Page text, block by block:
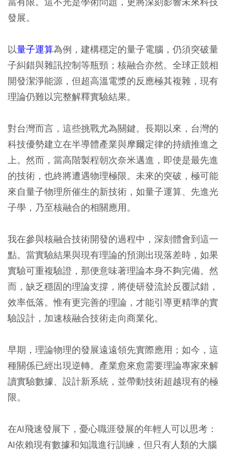
發展。
以量子運算為例，建構穩定的量子電腦，仍須突破量
子糾錯與雜訊控制等瓶頸；核融合亦然。全球正競相
開發潔淨能源，但超高溫電漿的反應極其複雜，現有
理論仍難以完整解釋實驗結果。
對台灣而言，這些挑戰尤為關鍵。長期以來，台灣的
科技優勢建立在半導體產業與摩爾定律的持續推進之
上。然而，當高階製程朝次奈米邁進，即使是最先進
的技術，也終將遭遇物理極限。未來的突破，極可能
來自量子物理所催生的新技術，如量子運算、先進光
子學，乃至核融合的相關應用。
我在參與核融合技術開發的過程中，深刻體會到這一
點。當實驗結果與現有理論的預測出現落差時，如果
實驗可重複驗證，那便意味著理論本身不夠完備。然
而，缺乏穩固的理論支撐，將使研發流於反覆試錯，
效率低落。惟有更完善的理論，才能引導更精準的實
驗設計，加速核融合技術走向商業化。
早期，理論物理的發展遠遠領先實際應用；如今，這
種關係已經出現逆轉。產業愈來愈需要理論專家來解
讀實驗數據、設計新系統，並帶動技術超越現有的極
限。
在AI飛速發展下，憂心職涯發展的年輕人可以思考：
AI依賴現有數據和知識進行訓練，但只有人類的大腦